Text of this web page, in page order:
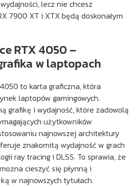
lecz nie chcesz
7900 XT i XTX będą doskonałym
RTX 4050 –
w laptopach
to karta graficzna, która
laptopów gamingowych.
grafikę i wydajność, które zadowolą
użytkowników
najnowszej architektury
znakomitą wydajność w grach
ray tracing i DLSS. To sprawia, że
cieszyć się płynną i
w najnowszych tytułach.